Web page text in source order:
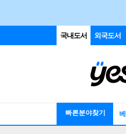
국내도서 외국도서
빠른분야찾기